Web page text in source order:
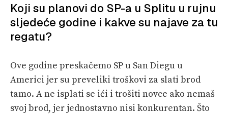
Koji su planovi do SP-a u Splitu u rujnu
sljedeće godine i kakve su najave za tu
regatu?
Ove godine preskačemo SP u San Diegu u
Americi jer su preveliki troškovi za slati brod
tamo. A ne isplati se ići i trošiti novce ako nemaš
svoj brod, jer jednostavno nisi konkurentan. Što